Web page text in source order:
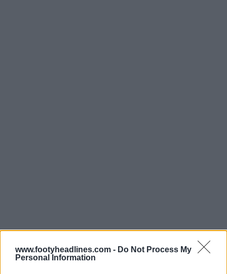
www.footyheadlines.com - Do Not Process My
Personal Information